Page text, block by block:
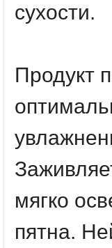
сухости.
Продукт
мягко
пятна.